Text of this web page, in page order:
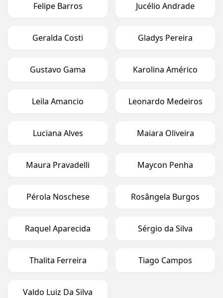
Felipe Barros Jucélio Andrade
Geralda Costi Gladys Pereira
Gustavo Gama Karolina Américo
Leila Amancio Leonardo Medeiros
Luciana Alves Maiara Oliveira
Maura Pravadelli Maycon Penha
Pérola Noschese Rosângela Burgos
Raquel Aparecida Sérgio da Silva
Thalita Ferreira Tiago Campos
Valdo Luiz Da Silva